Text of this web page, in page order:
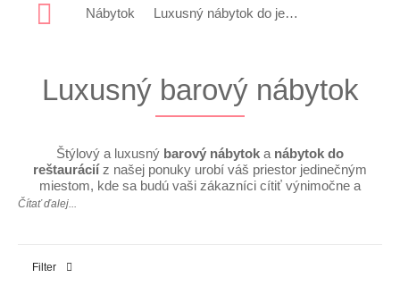
Nábytok Luxusný nábytok do jedálne
Luxusný barový nábytok
Štýlový a luxusný barový nábytok a nábytok do
reštauráciíz našej ponuky urobí váš priestor jedinečným
miestom, kde sa budú vaši zákazníci cítiť výnimočne a
nábytky aj v iných sekciách našej online predajne nábytku.
Čítať ďalej...
Filter